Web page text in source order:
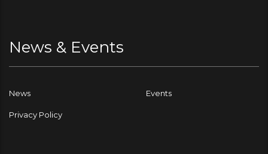
News & Events
News Events
Privacy Policy